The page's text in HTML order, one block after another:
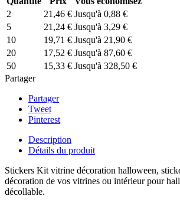
2
21,46 € Jusqu'à 0,88 €
5
21,24 € Jusqu'à 3,29 €
10
19,71 € Jusqu'à 21,90 €
20
17,52 € Jusqu'à 87,60 €
50
15,33 € Jusqu'à 328,50 €
Partager
Partager
Tweet
Pinterest
Description
Détails du produit
Stickers Kit vitrine décoration halloween,
décoration de vos vitrines ou intérieur pour
décollable.